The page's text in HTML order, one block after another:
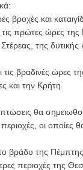
βροχές και
τις πρώτες ώρες
Στέρεας, της
τις βραδινές ώρες
και την Κρήτη.
θα
περιοχές, οι οποίες
βράδυ της
περιοχές της